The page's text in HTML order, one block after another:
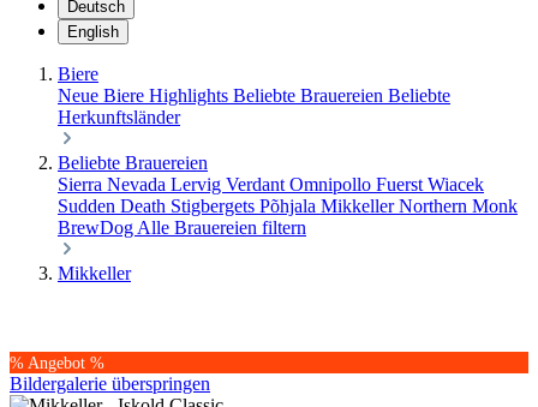
Deutsch
English
Biere
Neue Biere Highlights Beliebte Brauereien Beliebte
Herkunftsländer
Beliebte Brauereien
Sierra Nevada Lervig Verdant Omnipollo Fuerst Wiacek
Sudden Death Stigbergets Põhjala MikkellerNorthern Monk
BrewDog Alle Brauereien filtern
Mikkeller
% Angebot %
Bildergalerie überspringen